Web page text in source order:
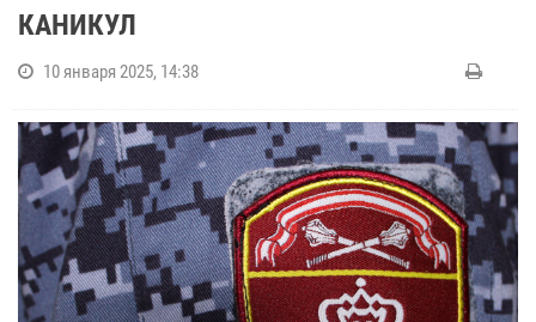
КАНИКУЛ
10 января 2025, 14:38